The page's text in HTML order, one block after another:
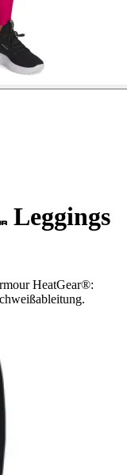
Leggings
HeatGear®: